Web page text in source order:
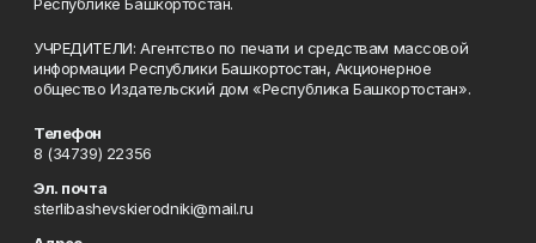
УЧРЕДИТЕЛИ: Агентство по печати и средствам массовой
информации Республики Башкортостан, Акционерное
общество Издательский дом «Республика Башкортостан».
Телефон
8 (34739) 22356
Эл. почта
sterlibashevskierodniki@mail.ru